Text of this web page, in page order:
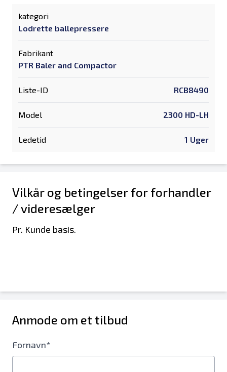
kategori
Lodrette ballepressere
Fabrikant
PTR Baler and Compactor
Liste-ID RCB8490
Model 2300 HD-LH
Ledetid 1 Uger
Vilkår og betingelser for forhandler
/ videresælger
Pr. Kunde basis.
Anmode om et tilbud
Fornavn*